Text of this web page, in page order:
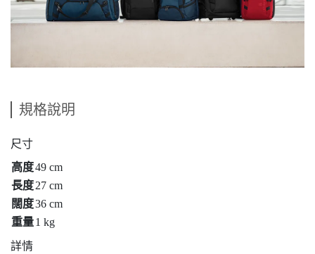
規格說明
尺寸
高度49 cm
長度27 cm
闊度36 cm
重量1 kg
詳情